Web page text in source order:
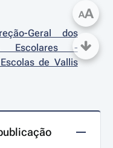
Geral dos
Escolares -
de Vallis
AA